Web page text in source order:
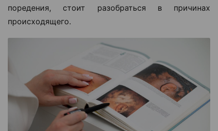
поредения, стоит разобраться в причинах
происходящего.